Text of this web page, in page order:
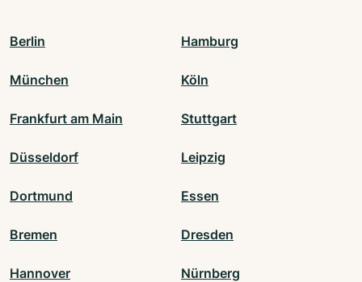
Berlin Hamburg
München Köln
Frankfurt am Main Stuttgart
Düsseldorf Leipzig
Dortmund Essen
Bremen Dresden
Hannover Nürnberg